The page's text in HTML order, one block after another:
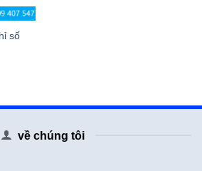
số
về chúng tôi